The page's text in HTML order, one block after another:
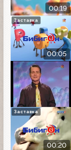
00:19
00:05
Заставка
00:20
Заставка